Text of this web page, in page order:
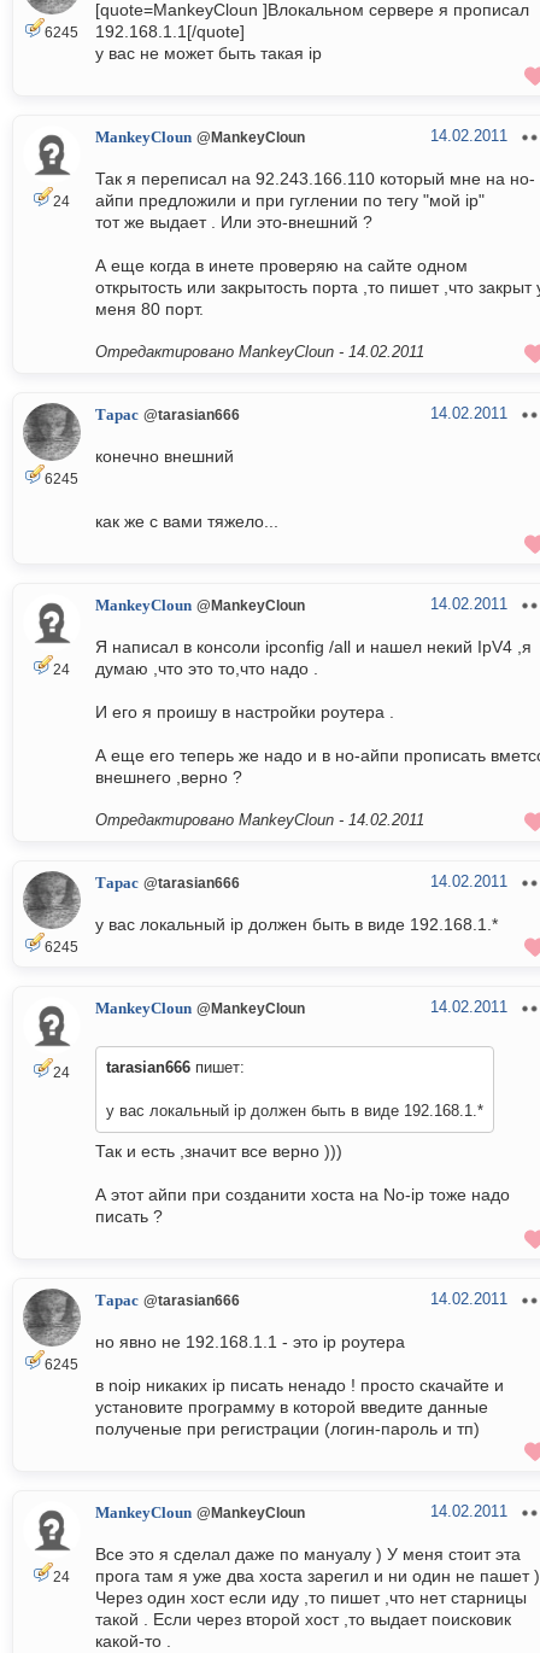
6245
[quote=MankeyCloun ]Влокальном сервере я прописал
192.168.1.1[/quote]
у вас не может быть такая ip
24
MankeyCloun @MankeyCloun 14.02.2011
Так я переписал на 92.243.166.110 который мне на но-
айпи предложили и при гуглении по тегу "мой ip"
тот же выдает . Или это-внешний ?
А еще когда в инете проверяю на сайте одном
открытость или закрытость порта ,то пишет ,что закрыт
меня 80 порт.
Отредактировано MankeyCloun - 14.02.2011
6245
Тарас @tarasian666 14.02.2011
конечно внешний
как же с вами тяжело...
24
MankeyCloun @MankeyCloun 14.02.2011
Я написал в консоли ipconfig /all и нашел некий IpV4 ,я
думаю ,что это то,что надо .
И его я проишу в настройки роутера .
А еще его теперь же надо и в но-айпи прописать
внешнего ,верно ?
Отредактировано MankeyCloun - 14.02.2011
6245
Тарас @tarasian666 14.02.2011
у вас локальный ip должен быть в виде 192.168.1.*
24
MankeyCloun @MankeyCloun 14.02.2011
tarasian666 пишет:
у вас локальный ip должен быть в виде 192.168.1.*
Так и есть ,значит все верно )))
А этот айпи при созданити хоста на No-ip тоже надо
писать ?
6245
Тарас @tarasian666 14.02.2011
но явно не 192.168.1.1 - это ip роутера
в noip никаких ip писать ненадо ! просто скачайте и
установите программу в которой введите данные
полученые при регистрации (логин-пароль и тп)
24
MankeyCloun @MankeyCloun 14.02.2011
Все это я сделал даже по мануалу ) У меня стоит эта
прога там я уже два хоста зарегил и ни один не пашет )
Через один хост если иду ,то пишет ,что нет старницы
такой . Если через второй хост ,то выдает поисковик
какой-то .